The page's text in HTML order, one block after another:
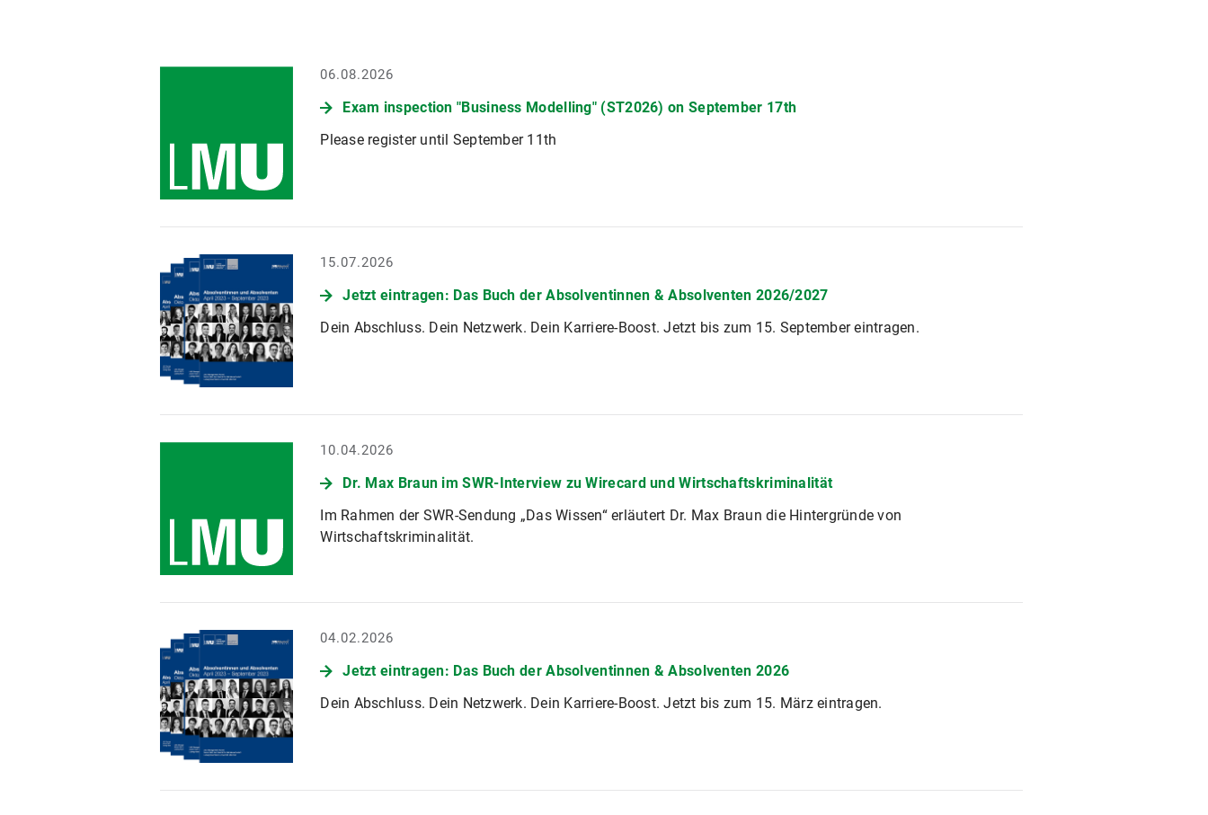
06.08.2026
Exam inspection "Business Modelling" (ST2026) on September 17th
Please register until September 11th
15.07.2026
Jetzt eintragen: Das Buch der Absolventinnen & Absolventen 2026/2027
Dein Abschluss. Dein Netzwerk. Dein Karriere-Boost. Jetzt bis zum 15. September eintragen.
10.04.2026
Dr. Max Braun im SWR-Interview zu Wirecard und Wirtschaftskriminalität
Im Rahmen der SWR-Sendung „Das Wissen“ erläutert Dr. Max Braun die Hintergründe von
Wirtschaftskriminalität.
04.02.2026
Jetzt eintragen: Das Buch der Absolventinnen & Absolventen 2026
Dein Abschluss. Dein Netzwerk. Dein Karriere-Boost. Jetzt bis zum 15. März eintragen.